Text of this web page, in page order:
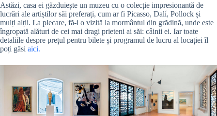
Astăzi, casa ei găzduiește un muzeu cu o colecție impresionantă de
lucrări ale artiștilor săi preferați, cum ar fi Picasso, Dalí, Pollock și
mulți alții. La plecare, fă-i o vizită la mormântul din grădină, unde este
îngropată alături de cei mai dragi prieteni ai săi: câinii ei. Iar toate
detaliile despre prețul pentru bilete și programul de lucru al locației îl
poți găsi aici.